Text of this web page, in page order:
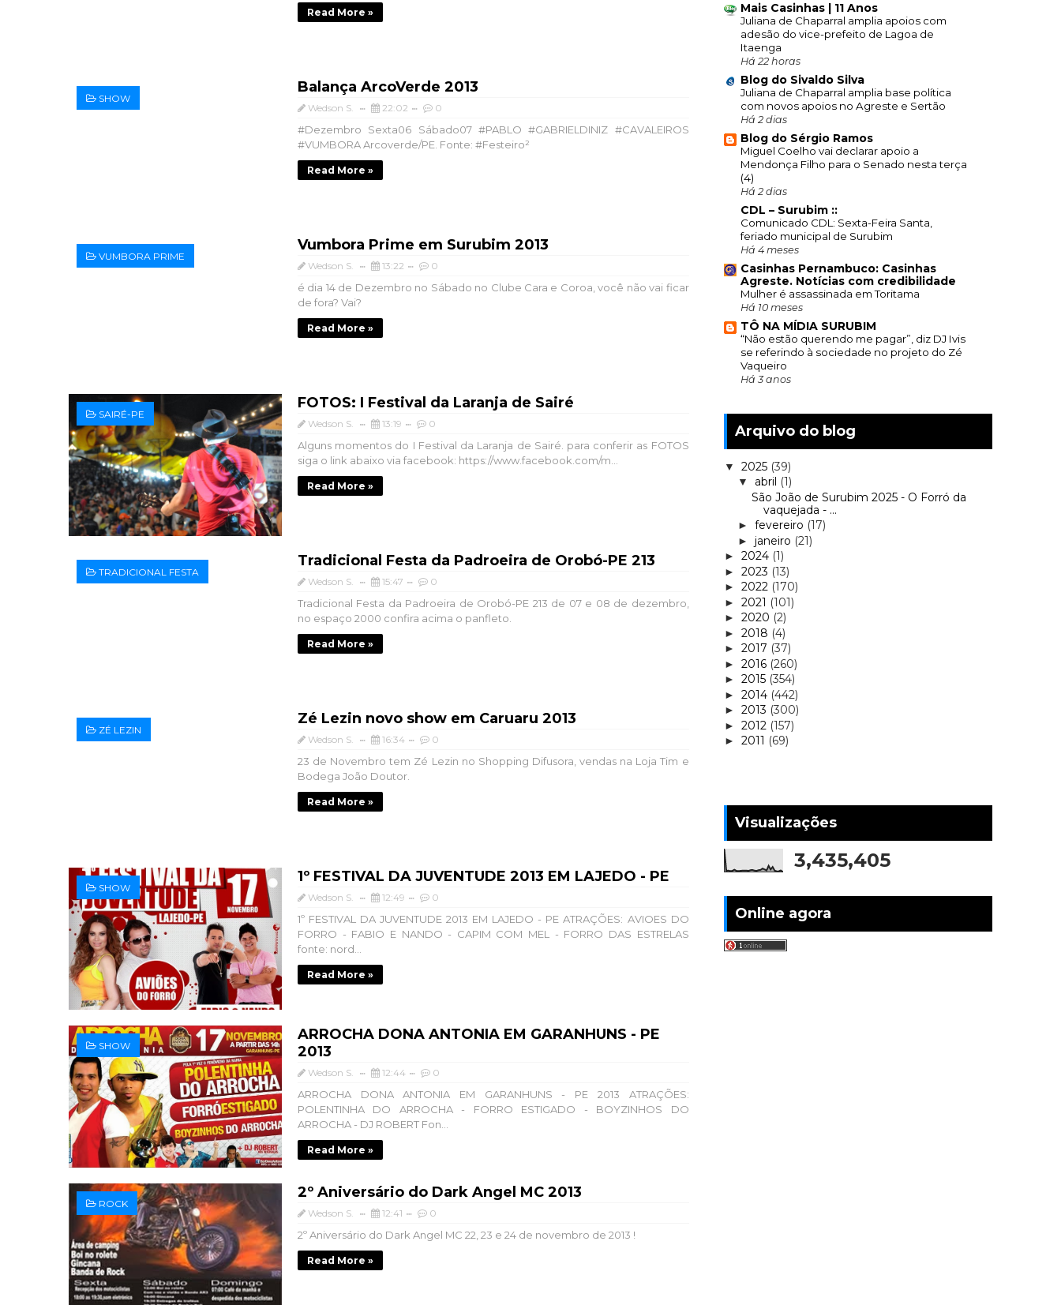
Read More »
SHOW
Balança ArcoVerde 2013
Wedson S. 22:02 0
#Dezembro Sexta06 Sábado07 #PABLO #GABRIELDINIZ #CAVALEIROS
#VUMBORA Arcoverde/PE. Fonte: #Festeiro²
Read More »
VUMBORA PRIME
Vumbora Prime em Surubim 2013
Wedson S. 13:22 0
é dia 14 de Dezembro no Sábado no Clube Cara e Coroa, você não vai ficar
de fora? Vai?
Read More »
SAIRÉ-PE
FOTOS: I Festival da Laranja de Sairé
Wedson S. 13:19 0
Alguns momentos do I Festival da Laranja de Sairé. para conferir as FOTOS
siga o link abaixo via facebook: https://www.facebook.com/m...
Read More »
TRADICIONAL FESTA
Tradicional Festa da Padroeira de Orobó-PE 213
Wedson S. 15:47 0
Tradicional Festa da Padroeira de Orobó-PE 213 de 07 e 08 de dezembro,
no espaço 2000 confira acima o panfleto.
Read More »
ZÉ LEZIN
Zé Lezin novo show em Caruaru 2013
Wedson S. 16:34 0
23 de Novembro tem Zé Lezin no Shopping Difusora, vendas na Loja Tim e
Bodega João Doutor.
Read More »
SHOW
1º FESTIVAL DA JUVENTUDE 2013 EM LAJEDO - PE
Wedson S. 12:49 0
1º FESTIVAL DA JUVENTUDE 2013 EM LAJEDO - PE ATRAÇÕES: AVIOES DO
FORRO - FABIO E NANDO - CAPIM COM MEL - FORRO DAS ESTRELAS
fonte: nord...
Read More »
SHOW
ARROCHA DONA ANTONIA EM GARANHUNS - PE
2013
Wedson S. 12:44 0
ARROCHA DONA ANTONIA EM GARANHUNS - PE 2013 ATRAÇÕES:
POLENTINHA DO ARROCHA - FORRO ESTIGADO - BOYZINHOS DO
ARROCHA - DJ ROBERT Fon...
Read More »
ROCK
2º Aniversário do Dark Angel MC 2013
Wedson S. 12:41 0
2º Aniversário do Dark Angel MC 22, 23 e 24 de novembro de 2013 !
Read More »
Mais Casinhas | 11 Anos
Juliana de Chaparral amplia apoios com
adesão do vice-prefeito de Lagoa de
Itaenga
Há 22 horas
Blog do Sivaldo Silva
Juliana de Chaparral amplia base política
com novos apoios no Agreste e Sertão
Há 2 dias
Blog do Sérgio Ramos
Miguel Coelho vai declarar apoio a
Mendonça Filho para o Senado nesta terça
(4)
Há 2 dias
CDL – Surubim ::
Comunicado CDL: Sexta-Feira Santa,
feriado municipal de Surubim
Há 4 meses
Casinhas Pernambuco: Casinhas
Agreste. Notícias com credibilidade
Mulher é assassinada em Toritama
Há 10 meses
TÔ NA MÍDIA SURUBIM
“Não estão querendo me pagar”, diz DJ Ivis
se referindo à sociedade no projeto do Zé
Vaqueiro
Há 3 anos
Arquivo do blog
▼ 2025 (39)
▼ abril (1)
São João de Surubim 2025 - O Forró da
vaquejada - ...
► fevereiro (17)
► janeiro (21)
► 2024 (1)
► 2023 (13)
► 2022 (170)
► 2021 (101)
► 2020 (2)
► 2018 (4)
► 2017 (37)
► 2016 (260)
► 2015 (354)
► 2014 (442)
► 2013 (300)
► 2012 (157)
► 2011 (69)
Visualizações
3,435,405
Online agora